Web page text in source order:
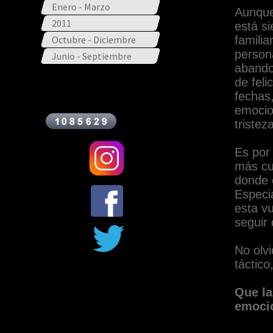
Enero - Marzo
2011
Octubre - Diciembre
Junio - Septiembre
está
de
Es
más
donde
esta
seguir
No
Que